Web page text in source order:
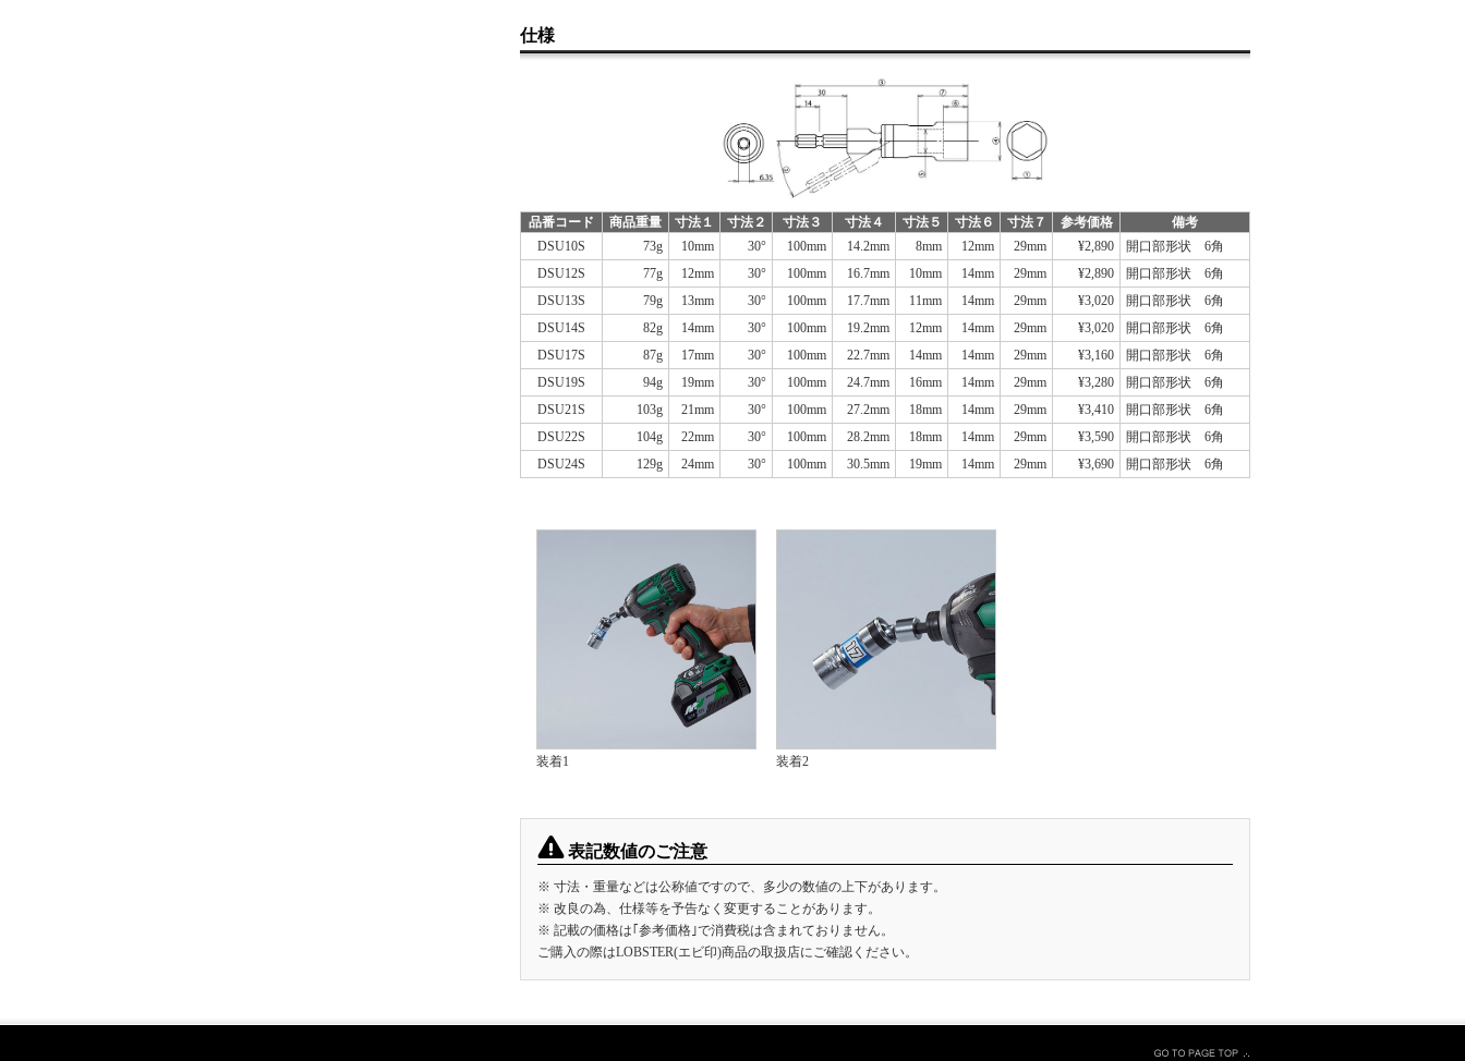
仕様
品番コード 商品重量 寸法１ 寸法２ 寸法３ 寸法４ 寸法５ 寸法６ 寸法７ 参考価格
備考
DSU10S
73g 10mm 30° 100mm 14.2mm 8mm 12mm 29mm ¥2,890
開口部形状　6角
DSU12S
77g 12mm 30° 100mm 16.7mm 10mm 14mm 29mm ¥2,890
開口部形状　6角
DSU13S
79g 13mm 30° 100mm 17.7mm 11mm 14mm 29mm ¥3,020
開口部形状　6角
DSU14S
82g 14mm 30° 100mm 19.2mm 12mm 14mm 29mm ¥3,020
開口部形状　6角
DSU17S
87g 17mm 30° 100mm 22.7mm 14mm 14mm 29mm ¥3,160
開口部形状　6角
DSU19S
94g 19mm 30° 100mm 24.7mm 16mm 14mm 29mm ¥3,280
開口部形状　6角
DSU21S
103g 21mm 30° 100mm 27.2mm 18mm 14mm 29mm ¥3,410
開口部形状　6角
DSU22S
104g 22mm 30° 100mm 28.2mm 18mm 14mm 29mm ¥3,590
開口部形状　6角
DSU24S
129g 24mm 30° 100mm 30.5mm 19mm 14mm 29mm ¥3,690 開口部形状　6角
装着1 装着2
表記数値のご注意
※ 寸法・重量などは公称値ですので、多少の数値の上下があります。
※ 改良の為、仕様等を予告なく変更することがあります。
※ 記載の価格は｢参考価格｣で消費税は含まれておりません。
ご購入の際はLOBSTER(エビ印)商品の取扱店にご確認ください。